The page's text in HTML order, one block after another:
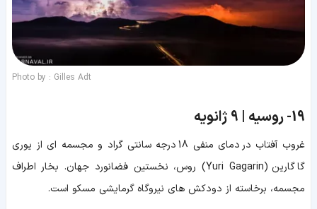
Photo by : Gilles Adt
19- روسیه | 9 ژانویه
غروب آفتاب در دمای منفی 18 درجه سانتی گراد و مجسمه ای از یوری
گاگارین (Yuri Gagarin) روس، نخستین فضانورد جهان. بخار اطراف
مجسمه، برخاسته از دودکش های نیروگاه گرمایشی مسکو است.